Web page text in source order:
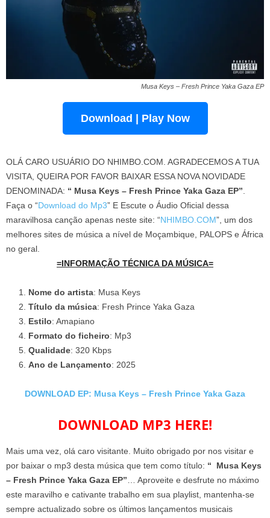
Musa Keys – Fresh Prince Yaka Gaza EP
Download | Play Now
OLÁ CARO USUÁRIO DO NHIMBO.COM. AGRADECEMOS A TUA
VISITA, QUEIRA POR FAVOR BAIXAR ESSA NOVA NOVIDADE
DENOMINADA: “ Musa Keys – Fresh Prince Yaka Gaza EP”
Faça o “Download do Mp3” E Escute o Áudio Oficial dessa
maravilhosa canção apenas neste site: “NHIMBO.COM”, um dos
melhores sites de música a nível de Moçambique, PALOPS e África
no geral.
=INFORMAÇÃO TÉCNICA DA MÚSICA=
Nome do artista: Musa Keys
Título da música: Fresh Prince Yaka Gaza
Estilo: Amapiano
Formato do ficheiro: Mp3
Qualidade: 320 Kbps
Ano de Lançamento: 2025
DOWNLOAD EP: Musa Keys – Fresh Prince Yaka Gaza
DOWNLOAD MP3 HERE!
Mais uma vez, olá caro visitante. Muito obrigado por nos visitar e
por baixar o mp3 desta música que tem como título: “ Musa Keys
– Fresh Prince Yaka Gaza EP” … Aproveite e desfrute no máximo
este maravilho e cativante trabalho em sua playlist, mantenha-se
sempre actualizado sobre os últimos lançamentos musicais